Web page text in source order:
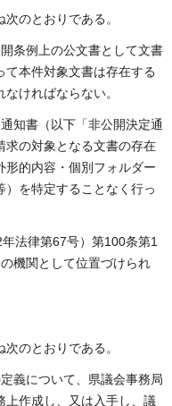
のとおりである。
条例上の公文書として文書
本件対象文書は存在する
なければならない。
知書（以下「非公開決定通
求の対象となる文書の存在
形的内容・個別フォルダー
を特定することなく行っ
法律第67号）第100条第1
機関として位置づけられ
のとおりである。
義について、県議会事務局
上作成し、又は入手し、議